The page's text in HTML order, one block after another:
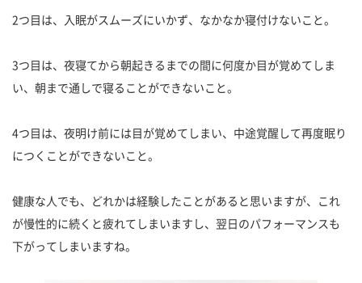
2つ目は、入眠がスムーズにいかず、なかなか寝付けないこと。
3つ目は、夜寝てから朝起きるまでの間に何度か目が覚めてしま
い、朝まで通しで寝ることができないこと。
4つ目は、夜明け前には目が覚めてしまい、中途覚醒して再度眠り
につくことができないこと。
健康な人でも、どれかは経験したことがあると思いますが、これ
が慢性的に続くと疲れてしまいますし、翌日のパフォーマンスも
下がってしまいますね。